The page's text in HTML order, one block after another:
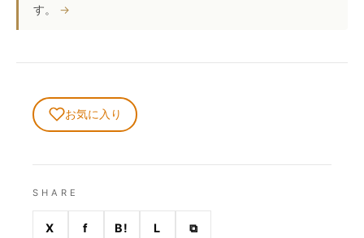
す。
お気に入り
SHARE
X f B! L ⧉